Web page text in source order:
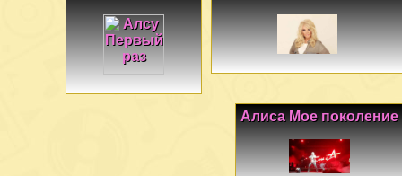
Алиса Мое поколение